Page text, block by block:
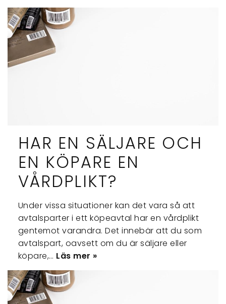
HAR EN SÄLJARE OCH
EN KÖPARE EN
VÅRDPLIKT?
Under vissa situationer kan det vara så att
avtalsparter i ett köpeavtal har en vårdplikt
gentemot varandra. Det innebär att du som
avtalspart, oavsett om du är säljare eller
köpare,… Läs mer »